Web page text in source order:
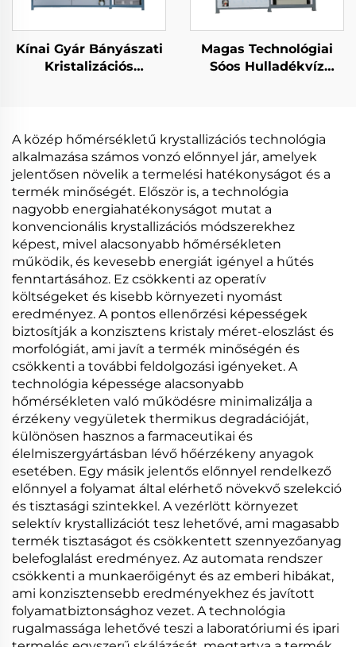
Kínai Gyár Bányászati
Kristalizációs
Vakuumos Kristalizáló
Magas Technológiai
Sóos Hulladékvíz
Vakuumos
Fehérjefeldaráló
A közép hőmérsékletű krystallizációs technológia
alkalmazása számos vonzó előnnyel jár, amelyek
jelentősen növelik a termelési hatékonyságot és a
termék minőségét. Először is, a technológia
nagyobb energiahatékonyságot mutat a
konvencionális krystallizációs módszerekhez
képest, mivel alacsonyabb hőmérsékleten
működik, és kevesebb energiát igényel a hűtés
fenntartásához. Ez csökkenti az operatív
költségeket és kisebb környezeti nyomást
eredményez. A pontos ellenőrzési képességek
biztosítják a konzisztens kristaly méret-eloszlást és
morfológiát, ami javít a termék minőségén és
csökkenti a további feldolgozási igényeket. A
technológia képessége alacsonyabb
hőmérsékleten való működésre minimalizálja a
érzékeny vegyületek thermikus degradációját,
különösen hasznos a farmaceutikai és
élelmiszergyártásban lévő hőérzékeny anyagok
esetében. Egy másik jelentős előnnyel rendelkező
előnnyel a folyamat által elérhető növekvő szelekció
és tisztasági szintekkel. A vezérlött környezet
selektív krystallizációt tesz lehetővé, ami magasabb
termék tisztaságot és csökkentett szennyezőanyag
belefoglalást eredményez. Az automata rendszer
csökkenti a munkaerőigényt és az emberi hibákat,
ami konzisztensebb eredményekhez és javított
folyamatbiztonsághoz vezet. A technológia
rugalmassága lehetővé teszi a laboratóriumi és ipari